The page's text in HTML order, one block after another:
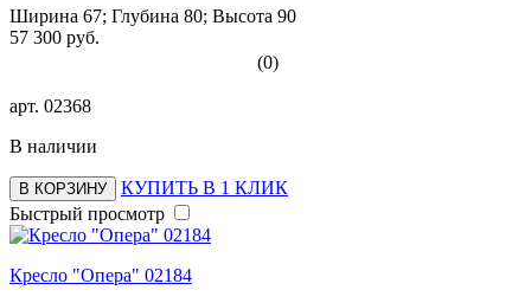
Ширина 67; Глубина 80; Высота 90
57 300 руб.
(0)
арт. 02368
В наличии
В КОРЗИНУ
КУПИТЬ В 1 КЛИК
Быстрый просмотр
Кресло "Опера" 02184